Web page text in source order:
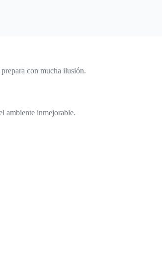
con mucha ilusión.
ambiente inmejorable.